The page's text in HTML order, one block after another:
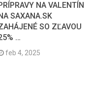
PRÍPRAVY NA VALENTÍN
NA SAXANA.SK
SO ZĽAVOU
…
feb 4, 2025